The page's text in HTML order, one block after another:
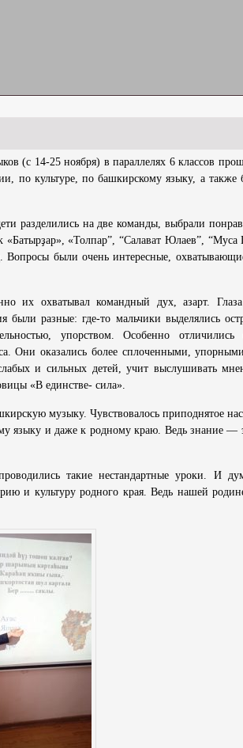
(с 14-25 ноября) в параллелях 6 классов
по культуре, по башкирскому языку, а также
разделились на две команды, выбрали
«Толпар”, “Салават Юлаев”, “Муса
Вопросы были очень интересные,
их охватывал командный дух, азарт.
разные: где-то мальчики выделялись
упорством. Особенно отличились
Они оказались более сплоченными,
и сильных детей, учит выслушивать
«В единстве- сила».
музыку. Чувствовалось приподнятое
языку и даже к родному краю. Ведь знание —
такие нестандартные уроки. И
и культуру родного края. Ведь нашей